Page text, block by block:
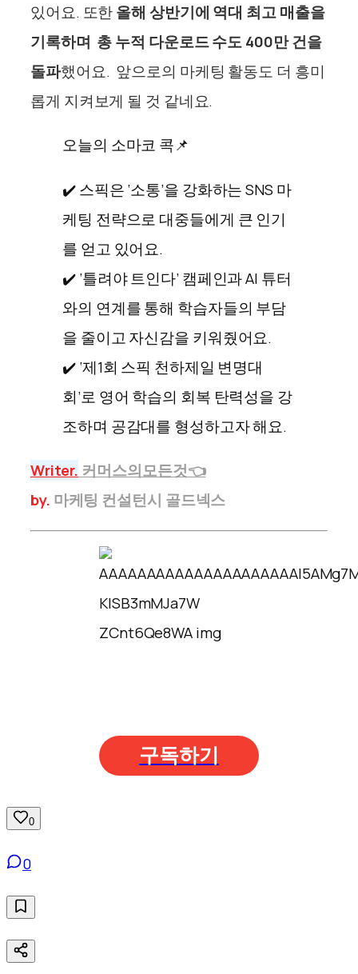
있어요. 또한올해 상반기에 역대 최고 매출을
기록하며 총 누적 다운로드 수도 400만 건을
돌파했어요. 앞으로의 마케팅 활동도 더 흥미
롭게 지켜보게 될 것 같네요.
오늘의 소마코 콕📌
✔️ 스픽은 ‘소통’을 강화하는 SNS 마
케팅 전략으로 대중들에게 큰 인기
를 얻고 있어요.
✔️ ‘틀려야 트인다’ 캠페인과 AI 튜터
와의 연계를 통해 학습자들의 부담
을 줄이고 자신감을 키워줬어요.
✔️ ‘제1회 스픽 천하제일 변명대
회’로 영어 학습의 회복 탄력성을 강
조하며 공감대를 형성하고자 해요.
Writer. 커머스의모든것👈
by. 마케팅 컨설턴시 골드넥스
구독하기
0
0